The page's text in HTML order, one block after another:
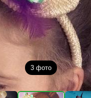
3 фото